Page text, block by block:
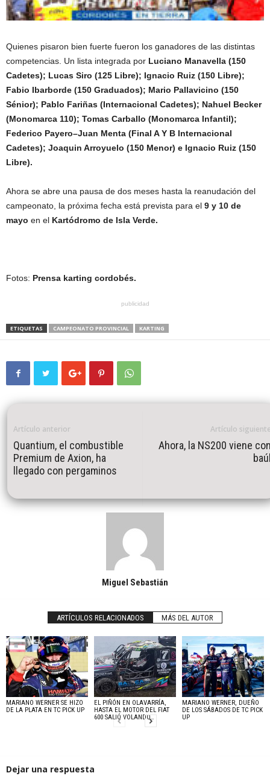
Quienes pisaron bien fuerte fueron los ganadores de las distintas
competencias. Un lista integrada por Luciano Manavella (150
Cadetes); Lucas Siro (125 Libre); Ignacio Ruiz (150 Libre);
Fabio Ibarborde (150 Graduados); Mario Pallavicino (150
Sénior); Pablo Fariñas (Internacional Cadetes); Nahuel Becker
(Monomarca 110); Tomas Carballo (Monomarca Infantil);
Federico Payero–Juan Menta (Final A Y B Internacional
Cadetes); Joaquin Arroyuelo (150 Menor) e Ignacio Ruiz (150
Libre).
Ahora se abre una pausa de dos meses hasta la reanudación del
campeonato, la próxima fecha está prevista para el 9 y 10 de
mayo en el Kartódromo de Isla Verde.
Fotos: Prensa karting cordobés.
publicidad
ETIQUETAS CAMPEONATO PROVINCIAL KARTING
Artículo anterior
Quantium, el combustible
Premium de Axion, ha
llegado con pergaminos
Artículo
Ahora, la NS200 viene
Miguel Sebastián
ARTÍCULOS RELACIONADOS MÁS DEL AUTOR
MARIANO WERNER SE HIZO
DE LA PLATA EN TC PICK UP
EL PIÑÓN EN OLAVARRÍA,
HASTA EL MOTOR DEL FIAT
600 SALIÓ VOLANDO…
MARIANO WERNER, DUEÑO
DE LOS SÁBADOS DE TC PICK
UP
Dejar una respuesta